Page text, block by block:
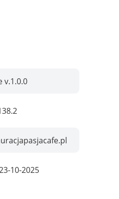
v.1.0.0
10-2025